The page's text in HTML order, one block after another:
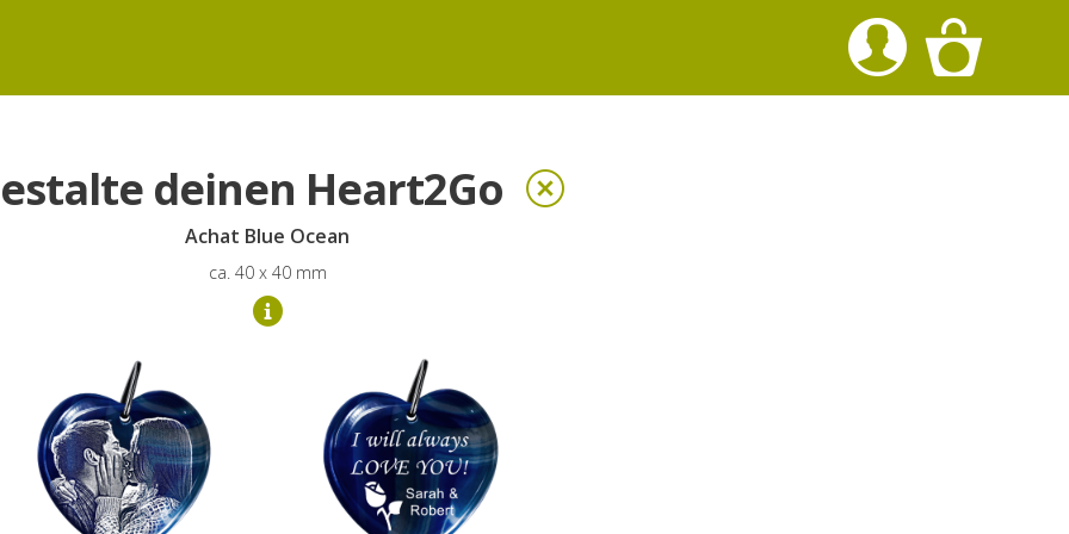
deinen Heart2Go
Achat Blue Ocean
ca. 40 x 40 mm